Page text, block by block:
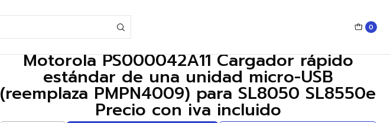
0
Motorola PS000042A11 Cargador rápido
estándar de una unidad micro-USB
(reemplaza PMPN4009) para SL8050 SL8550e
Precio con iva incluido